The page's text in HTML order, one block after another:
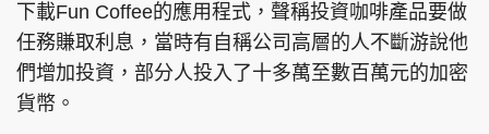
下載Fun Coffee的應用程式，聲稱投資咖啡產品要做
任務賺取利息，當時有自稱公司高層的人不斷游說他
們增加投資，部分人投入了十多萬至數百萬元的加密
貨幣。